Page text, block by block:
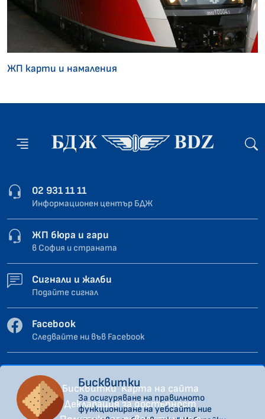
ЖП карти и намаления
02 931 11 11
Информационен център БДЖ
ЖП бюра и гари
в София и страната
Сигнали и жалби
Подайте сигнал
Facebook
Следвайте ни във Facebook
Бисквитки Карта на сайта
Декларация за достъпност
Бисквитки
За осигуряване на правилното
функциониране на уебсайта ние